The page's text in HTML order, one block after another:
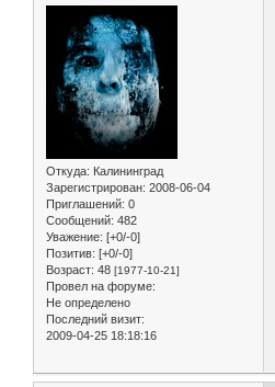
Откуда: Калининград
Зарегистрирован: 2008-06-04
Приглашений: 0
Сообщений: 482
Уважение: [+0/-0]
Позитив: [+0/-0]
Возраст: 48 [1977-10-21]
Провел на форуме:
Не определено
Последний визит:
2009-04-25 18:18:16